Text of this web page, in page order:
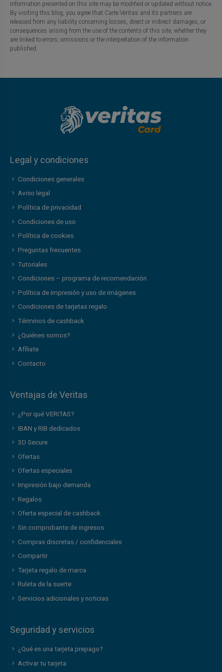
information presented on this site may be modified or updated without notice.
By visiting this blog, you agree that Carte Veritas and its partners are
released from any liability concerning losses, direct or indirect damages, or
consequences arising from the use of the contents of this site, whether they
are linked to errors, omissions or the interpretation of the information
published.
Legal y condiciones
Condiciones generales
Aviso legal
Política de privacidad
Condiciones de uso
Política de cookies
Preguntas frecuentes
Tutoriales
Condiciones – programa de recomendación
Política de impresión y uso de imágenes
Condiciones de tarjetas regalo
Términos de cashback
¿Quiénes somos?
Afíliate
Contacto
Ventajas de Veritas
¿Por qué VERITAS?
IBAN y RIB dedicados
3D Secure
Ofertas
Ofertas especiales
Impresión bajo demanda
Regalos
Oferta especial de cashback
Sin comprobante de ingresos
Compras discretas / confidenciales
Compartir
Tarjeta regalo de marca
Ruleta de la suerte
Servicios adicionales y noticias
Seguridad y servicios
¿Qué es una tarjeta prepago?
Activar tu tarjeta